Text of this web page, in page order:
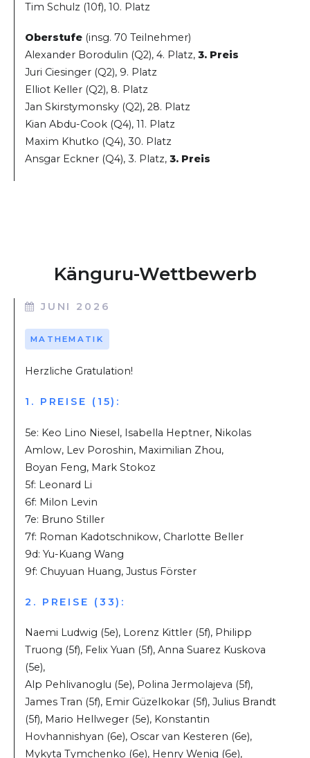
Tim Schulz (10f), 10. Platz
Oberstufe (insg. 70 Teilnehmer)
Alexander Borodulin (Q2), 4. Platz, 3. Preis
Juri Ciesinger (Q2), 9. Platz
Elliot Keller (Q2), 8. Platz
Jan Skirstymonsky (Q2), 28. Platz
Kian Abdu-Cook (Q4), 11. Platz
Maxim Khutko (Q4), 30. Platz
Ansgar Eckner (Q4), 3. Platz, 3. Preis
Känguru-Wettbewerb
JUNI 2026
MATHEMATIK
Herzliche Gratulation!
1. PREISE (15):
5e: Keo Lino Niesel, Isabella Heptner, Nikolas
Amlow, Lev Poroshin, Maximilian Zhou,
Boyan Feng, Mark Stokoz
5f: Leonard Li
6f: Milon Levin
7e: Bruno Stiller
7f: Roman Kadotschnikow, Charlotte Beller
9d: Yu-Kuang Wang
9f: Chuyuan Huang, Justus Förster
2. PREISE (33):
Naemi Ludwig (5e), Lorenz Kittler (5f), Philipp
Truong (5f), Felix Yuan (5f), Anna Suarez Kuskova
(5e),
Alp Pehlivanoglu (5e), Polina Jermolajeva (5f),
James Tran (5f), Emir Güzelkokar (5f), Julius Brandt
(5f), Mario Hellweger (5e), Konstantin
Hovhannishyan (6e), Oscar van Kesteren (6e),
Mykyta Tymchenko (6e), Henry Wenig (6e),